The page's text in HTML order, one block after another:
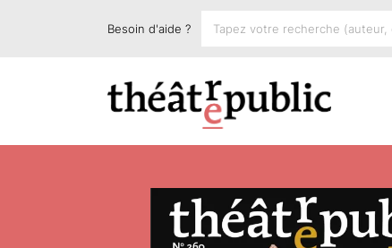
Besoin d'aide ?